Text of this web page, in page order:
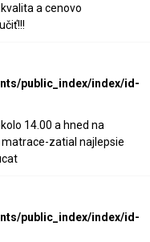
a cenovo
public_index/index/id-
14.00 a hned na
zatial najlepsie
public_index/index/id-